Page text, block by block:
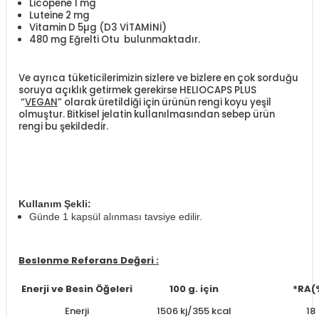
Licopene 1 mg
Luteine 2 mg
Vitamin D 5µg (D3 VİTAMİNİ)
480 mg Eğrelti Otu bulunmaktadır.
Ve ayrıca tüketicilerimizin sizlere ve bizlere en çok sorduğu
soruya açıklık getirmek gerekirse HELIOCAPS PLUS
“VEGAN” olarak üretildiği için ürünün rengi koyu yeşil
olmuştur. Bitkisel jelatin kullanılmasından sebep ürün
rengi bu şekildedir.
Kullanım Şekli:
Günde 1 kapsül alınması tavsiye edilir.
Beslenme Referans Değeri :
Enerji ve Besin Öğeleri 100 g. için
Enerji
1506 kj/355 kcal 18